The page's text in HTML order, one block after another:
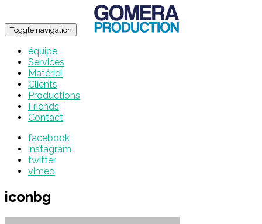
Toggle navigation
équipe
Services
Matériel
Clients
Productions
Friends
Contact
facebook
instagram
twitter
vimeo
iconbg